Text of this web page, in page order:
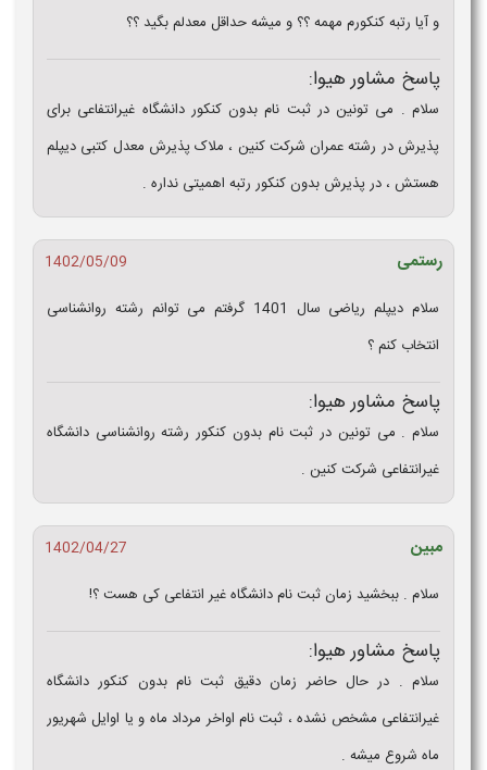
و آیا رتبه کنکورم مهمه ؟؟ و میشه حداقل معدلم بگید ؟؟
پاسخ مشاور هیوا:
سلام . می تونین در ثبت نام بدون کنکور دانشگاه غیرانتفاعی برای
پذیرش در رشته عمران شرکت کنین ، ملاک پذیرش معدل کتبی دیپلم
هستش ، در پذیرش بدون کنکور رتبه اهمیتی نداره .
رستمی
1402/05/09
سلام دیپلم ریاضی سال 1401 گرفتم می توانم رشته روانشناسی
انتخاب کنم ؟
پاسخ مشاور هیوا:
سلام . می تونین در ثبت نام بدون کنکور رشته روانشناسی دانشگاه
غیرانتفاعی شرکت کنین .
مبین
1402/04/27
سلام . ببخشید زمان ثبت نام دانشگاه غیر انتفاعی کی هست ؟!
پاسخ مشاور هیوا:
سلام . در حال حاضر زمان دقیق ثبت نام بدون کنکور دانشگاه
غیرانتفاعی مشخص نشده ، ثبت نام اواخر مرداد ماه و یا اوایل شهریور
ماه شروع میشه .